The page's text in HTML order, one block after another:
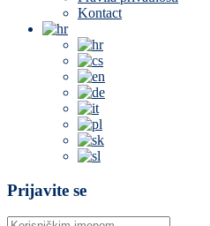
Kontact
Prijavite se